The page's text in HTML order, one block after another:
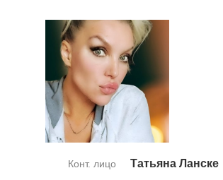
Конт. лицо Та­тья­на Лан­ске